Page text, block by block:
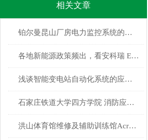
相关文章
铂尔曼昆山厂房电力监控系统的设计与应用
各地新能源政策频出，看安科瑞 EMS 如何 “接招”？
浅谈智能变电站自动化系统的应用与产品选型
石家庄铁道大学四方学院 消防应急照明和疏散指示系统的研究与应用
洪山体育馆维修及辅助训练馆Acrel-2000电力监控系统的研究与应用